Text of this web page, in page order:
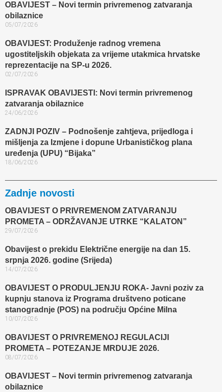
OBAVIJEST – Novi termin privremenog zatvaranja
obilaznice​
05/07/2026
OBAVIJEST: Produženje radnog vremena
ugostiteljskih objekata za vrijeme utakmica hrvatske
reprezentacije na SP-u 2026.
02/07/2026
ISPRAVAK OBAVIJESTI: Novi termin privremenog
zatvaranja obilaznice​
24/06/2026
ZADNJI POZIV – Podnošenje zahtjeva, prijedloga i
mišljenja za Izmjene i dopune Urbanističkog plana
uređenja (UPU) “Bijaka”
18/06/2026
Zadnje novosti
OBAVIJEST O PRIVREMENOM ZATVARANJU
PROMETA – ODRŽAVANJE UTRKE “KALATON”
29/07/2026
Obavijest o prekidu Električne energije na dan 15.
srpnja 2026. godine (Srijeda)
14/07/2026
OBAVIJEST O PRODULJENJU ROKA- Javni poziv za
kupnju stanova iz Programa društveno poticane
stanogradnje (POS) na području Općine Milna
10/07/2026
OBAVIJEST O PRIVREMENOJ REGULACIJI
PROMETA – POTEZANJE MRDUJE 2026.
08/07/2026
OBAVIJEST – Novi termin privremenog zatvaranja
obilaznice​